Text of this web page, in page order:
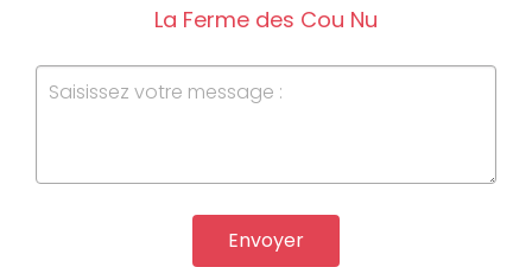
La Ferme des Cou Nu
Envoyer